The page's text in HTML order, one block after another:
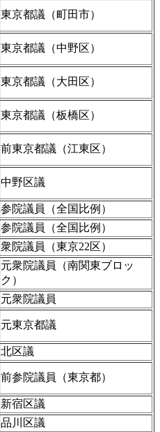
東京都議（町田市）
東京都議（中野区）
東京都議（大田区）
東京都議（板橋区）
前東京都議（江東区）
中野区議
参院議員（全国比例）
参院議員（全国比例）
衆院議員（東京22区）
元衆院議員（南関東ブロッ
ク）
元衆院議員
元東京都議
北区議
前参院議員（東京都）
新宿区議
品川区議